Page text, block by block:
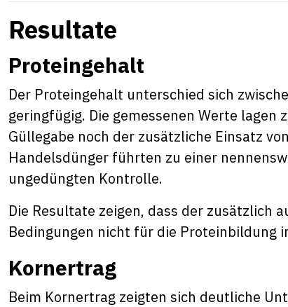
Resultate
Proteingehalt
Der Proteingehalt unterschied sich
geringfügig. Die gemessenen Werte lagen
Güllegabe noch der zusätzliche Einsatz
Handelsdünger führten zu einer
ungedüngten Kontrolle.
Die Resultate zeigen, dass der zusätzlich
Bedingungen nicht für die Proteinbildung
Kornertrag
Beim Kornertrag zeigten sich deutliche